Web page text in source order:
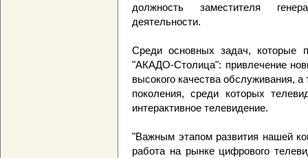
должность заместителя
деятельности.
Среди основных задач, которые
"АКАДО-Столица": привлечение
высокого качества обслуживания, а
поколения, среди которых
интерактивное телевидение.
"Важным этапом развития нашей
работа на рынке цифрового